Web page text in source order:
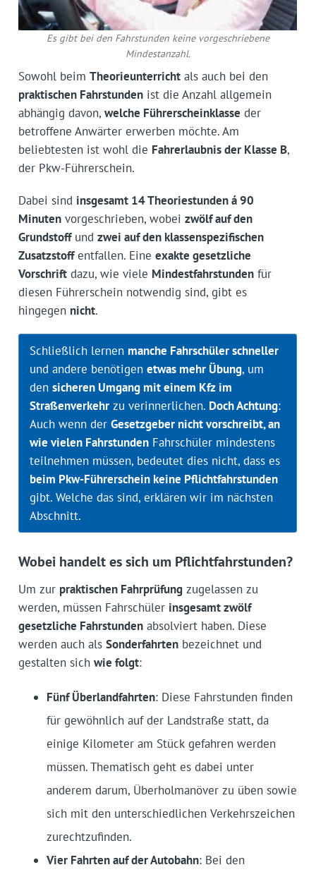
Es gibt bei den Fahrstunden keine vorgeschriebene
Mindestanzahl.
Sowohl beim Theorieunterrichtals auch bei den
praktischen Fahrstundenist die Anzahl allgemein
abhängig davon, welche Führerscheinklasse der
betroffene Anwärter erwerben möchte. Am
beliebtesten ist wohl die Fahrerlaubnis der Klasse B,
der Pkw-Führerschein.
Dabei sind insgesamt 14 Theoriestunden á 90
Minutenvorgeschrieben, wobei zwölf auf den
Grundstoffund zwei auf den klassenspezifischen
Zusatzstoffentfallen. Eine exakte gesetzliche
Vorschriftdazu, wie viele Mindestfahrstundenfür
diesen Führerschein notwendig sind, gibt es
hingegen nicht.
Schließlich lernen manche Fahrschüler schneller
und andere benötigen etwas mehr Übung, um
den sicheren Umgang mit einem Kfz im
Straßenverkehrzu verinnerlichen. Doch Achtung:
Auch wenn der Gesetzgeber nicht vorschreibt, an
wie vielen FahrstundenFahrschüler mindestens
teilnehmen müssen, bedeutet dies nicht, dass es
beim Pkw-Führerschein keine Pflichtfahrstunden
gibt. Welche das sind, erklären wir im nächsten
Abschnitt.
Wobei handelt es sich um Pflichtfahrstunden?
Um zur praktischen Fahrprüfungzugelassen zu
werden, müssen Fahrschüler insgesamt zwölf
gesetzliche Fahrstundenabsolviert haben. Diese
werden auch als Sonderfahrtenbezeichnet und
gestalten sich wie folgt:
Fünf Überlandfahrten: Diese Fahrstunden finden
für gewöhnlich auf der Landstraße statt, da
einige Kilometer am Stück gefahren werden
müssen. Thematisch geht es dabei unter
anderem darum, Überholmanöver zu üben sowie
sich mit den unterschiedlichen Verkehrszeichen
zurechtzufinden.
Vier Fahrten auf der Autobahn: Bei den